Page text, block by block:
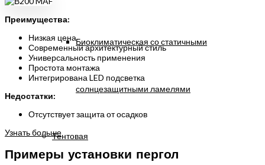
Биоклиматическая со статичными
солнцезащитными ламелями
Тентовая
Преимущества:
Низкая цена
Современный архитектурный стиль
Универсальность применения
Простота монтажа
Интегрирована LED подсветка
Недостатки:
Отсутствует защита от осадков
Узнать больше
Примеры установки пергол